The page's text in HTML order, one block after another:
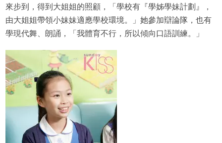
來步到，得到大姐姐的照顧，「學校有『學姊學妹計劃』，
由大姐姐帶領小妹妹適應學校環境。」她參加辯論隊，也有
學現代舞、朗誦，「我體育不行，所以傾向口語訓練。」